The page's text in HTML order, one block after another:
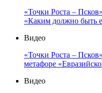
«Точки Роста –
«Каким должно быть
Видео
«Точки Роста –
метафоре
Видео